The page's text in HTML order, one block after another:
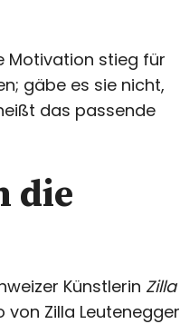
Motivation stieg für
gäbe es sie nicht,
das passende
die
Künstlerin Zilla
von Zilla Leutenegger